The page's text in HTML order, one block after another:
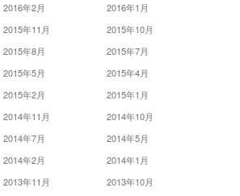
2016年2月
2016年1月
2015年11月
2015年10月
2015年8月
2015年7月
2015年5月
2015年4月
2015年2月
2015年1月
2014年11月
2014年10月
2014年7月
2014年5月
2014年2月
2014年1月
2013年11月
2013年10月